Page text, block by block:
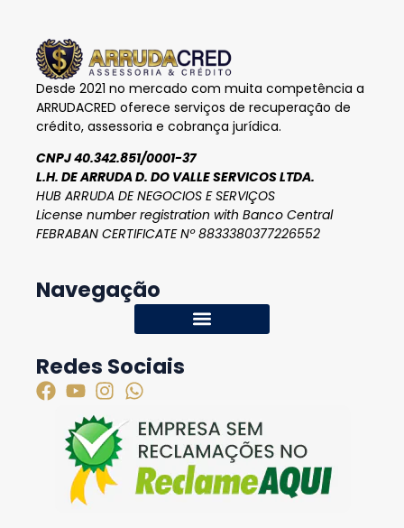
Desde 2021 no mercado com muita competência a
ARRUDACRED oferece serviços de recuperação de
crédito, assessoria e cobrança jurídica.
CNPJ 40.342.851/0001-37
L.H. DE ARRUDA D. DO VALLE SERVICOS LTDA.
HUB ARRUDA DE NEGOCIOS E SERVIÇOS
License number registration with Banco Central
FEBRABAN CERTIFICATE Nº 8833380377226552
Navegação
Redes Sociais